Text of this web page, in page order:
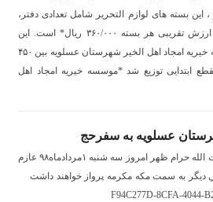
این بسته های لوازم التحریر شامل تعدادی دفتر،
مداد، مدادرنگی و *به ارزش تقریبی هر بسته ٣۶٠/٠٠٠ ریال* است. این
بسته ها توسط موسسه خیریه امجاد اهل الخیر شهرستان عسلویه بین ۴۵٠
ابتدایی توزیع شد *موسسه خیریه امجاد اهل
عسلويه به سفرحج
جلالات نيوز/ حجاج بيت الله حرام ظهر امروز سه شنبه ١مردادماه٩٨ عازم
ديگر به سمت مكه مكرمه پرواز خواهند داشت
F94C277D-8CFA-4044-